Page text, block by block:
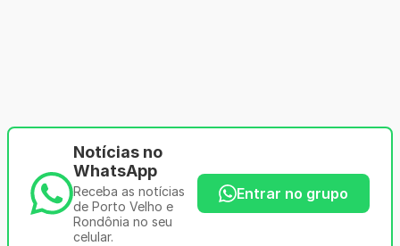
Notícias no
WhatsApp
Receba as notícias
de Porto Velho e
Rondônia no seu
celular.
Entrar no grupo